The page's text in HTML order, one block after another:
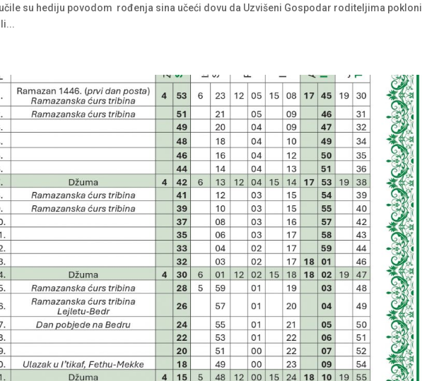
su hediju povodom rođenja sina učeći dovu da Uzvišeni Gospodar roditeljima pokloni